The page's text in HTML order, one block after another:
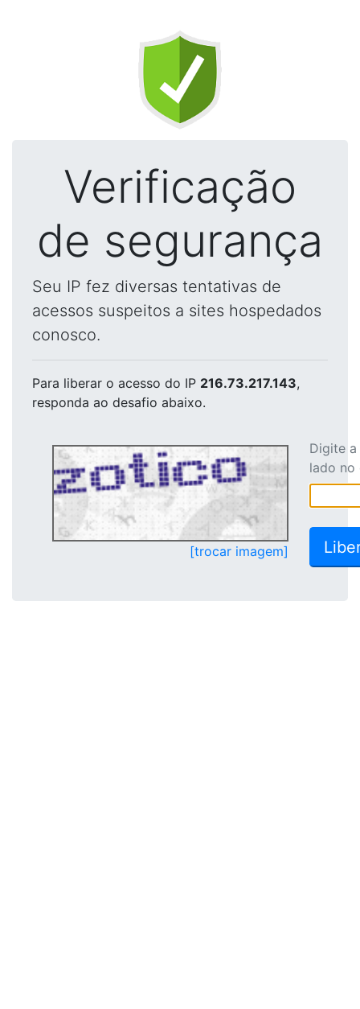
Verificação
de segurança
Seu IP fez diversas tentativas de
acessos suspeitos a sites hospedados
conosco.
Para liberar o acesso do IP 216.73.217.143,
responda ao desafio abaixo.
[trocar imagem]
Digite
lado no